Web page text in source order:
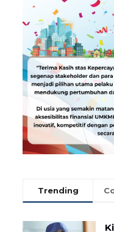
Trending